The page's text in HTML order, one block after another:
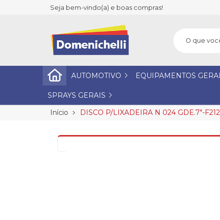
Seja bem-vindo(a) e boas compras!
AUTOMOTIVO EQUIPAMENTOS
SPRAYS GERAIS
Início
DISCO P/LIXADEIRA N 024 GDE.7"-